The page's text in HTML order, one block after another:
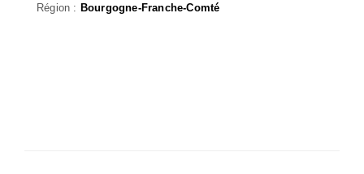
Région : Bourgogne-Franche-Comté